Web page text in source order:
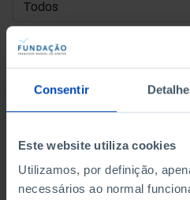
Consentir
Este website utiliza cookies
Utilizamos, por definição,
necessários ao normal
DATA DE INÍCIO
DATA DE FIM